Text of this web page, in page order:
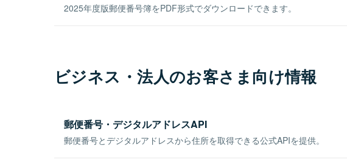
2025年度版郵便番号簿をPDF形式でダウンロードできます。
ビジネス・法人のお客さま向け情報
郵便番号・デジタルアドレスAPI
郵便番号とデジタルアドレスから住所を取得できる公式APIを提供。